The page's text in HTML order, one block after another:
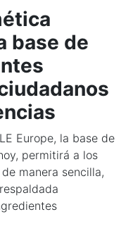
base de
Europe, la base de
permitirá a los
manera sencilla,